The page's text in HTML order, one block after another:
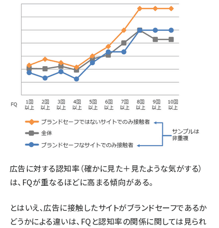
広告に対する認知率（確かに見た＋見たような気がする）
は、FQが重なるほどに高まる傾向がある。
とはいえ、広告に接触したサイトがブランドセーフであるか
どうかによる違いは、FQと認知率の関係に関しては見られ